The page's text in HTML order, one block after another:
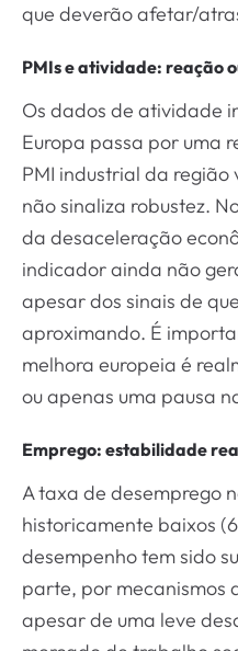
que deverão afetar/
PMIs e atividade: reação
Os dados de atividade
Europa passa por uma
PMI industrial da região
não sinaliza robustez.
da desaceleração
indicador ainda não
apesar dos sinais de
aproximando. É
melhora europeia é
ou apenas uma pausa
Emprego: estabilidade
A taxa de desemprego
historicamente baixos
desempenho tem sido
parte, por mecanismos
apesar de uma leve